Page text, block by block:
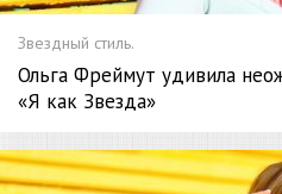
Звездный стиль.
Ольга Фреймут удивила
«Я как Звезда»